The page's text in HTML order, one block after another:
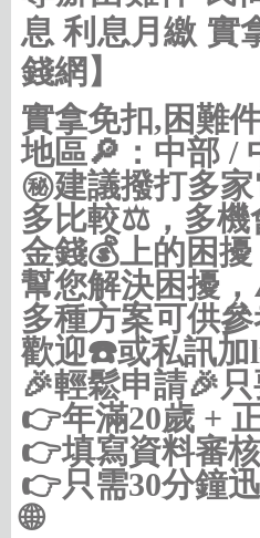
息 利息月繳 實
錢網】
實拿免扣,困難
地區🔎：中部 /
㊙建議撥打多
多比較⚖，多機
金錢💰上的困
幫您解決困擾
多種方案可供
歡迎☎️或私訊加
🎉輕鬆申請🎉只
👉年滿20歲 +
👉填寫資料審核
👉只需30分鐘
🌐